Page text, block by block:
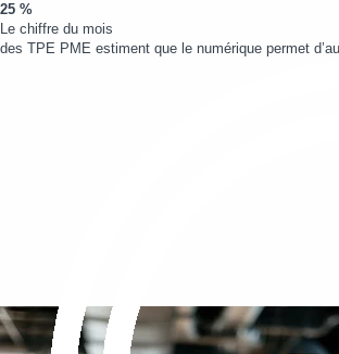
25 %
Le chiffre du mois
des TPE PME estiment que le numérique permet